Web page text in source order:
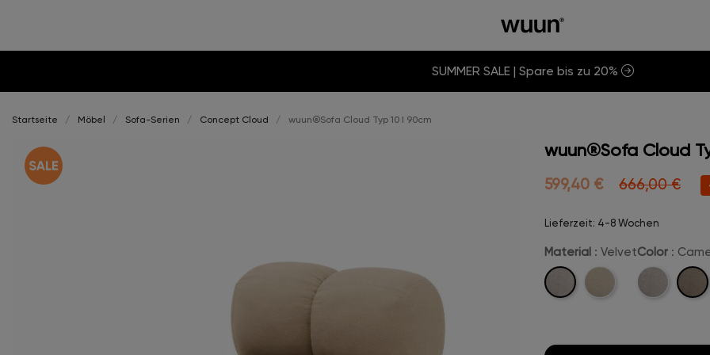
SUMMER SALE | Spare bis zu 20%
Startseite Möbel Sofa-Serien Concept Cloud wuun®Sofa Cloud Typ 10 I 90cm
wuun®Sofa Cloud
599,40 € 666,00 €
Lieferzeit: 4-8 Wochen
Material : Velvet
Velvet Boucle
Color :
Beige-
Velvet